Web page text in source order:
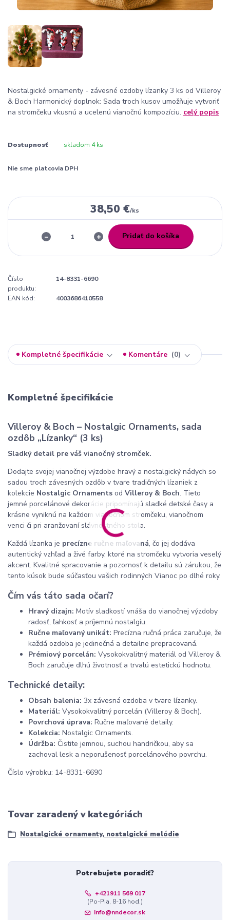
Nostalgické ornamenty - závesné ozdoby lízanky 3 ks od Villeroy
& Boch Harmonický doplnok: Sada troch kusov umožňuje vytvoriť
na stromčeku vkusnú a ucelenú vianočnú kompozíciu. celý popis
Dostupnosť skladom 4 ks
Nie sme platcovia DPH
38,50 €/ks
Pridať do košíka
Číslo
produktu:
14-8331-6690
EAN kód: 4003686410558
Kompletné špecifikácie Komentáre 0
Kompletné špecifikácie
Villeroy & Boch – Nostalgic Ornaments, sada
ozdôb „Lízanky“ (3 ks)
Sladký detail pre váš vianočný stromček.
Dodajte svojej vianočnej výzdobe hravý a nostalgický nádych so
sadou troch závesných ozdôb v tvare tradičných lízaniek z
kolekcie Nostalgic Ornaments od Villeroy & Boch. Tieto
jemné porcelánové dekorácie pripomínajú sladké detské časy a
krásne vyniknú na každom vianočnom stromčeku, vianočnom
venci či pri aranžovaní slávnostného stola.
Každá lízanka je precízne ručne maľovaná, čo jej dodáva
autentický vzhľad a živé farby, ktoré na stromčeku vytvoria veselý
akcent. Kvalitné spracovanie a pozornosť k detailu sú zárukou, že
tento kúsok bude súčasťou vašich rodinných Vianoc po dlhé roky.
Čím vás táto sada očarí?
Hravý dizajn: Motív sladkostí vnáša do vianočnej výzdoby
radosť, ľahkosť a príjemnú nostalgiu.
Ručne maľovaný unikát: Precízna ručná práca zaručuje, že
každá ozdoba je jedinečná a detailne prepracovaná.
Prémiový porcelán: Vysokokvalitný materiál od Villeroy &
Boch zaručuje dlhú životnosť a trvalú estetickú hodnotu.
Technické detaily:
Obsah balenia: 3x závesná ozdoba v tvare lízanky.
Materiál: Vysokokvalitný porcelán (Villeroy & Boch).
Povrchová úprava: Ručne maľované detaily.
Kolekcia: Nostalgic Ornaments.
Údržba: Čistite jemnou, suchou handričkou, aby sa
zachoval lesk a neporušenosť porcelánového povrchu.
Číslo výrobku: 14-8331-6690
Tovar zaradený v kategóriách
Nostalgické ornamenty, nostalgické melódie
Potrebujete poradiť?
+421911 569 017
(Po-Pia, 8-16 hod.)
info@nndecor.sk